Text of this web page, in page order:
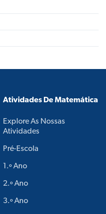
Atividades De Matemática
Explore As Nossas
Atividades
Pré-Escola
1.º Ano
2.º Ano
3.º Ano